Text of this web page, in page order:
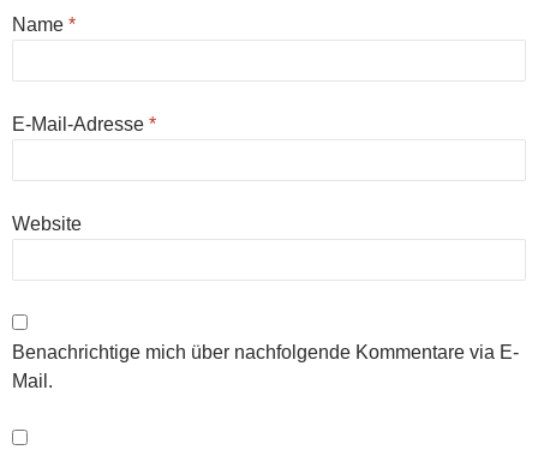
Name *
E-Mail-Adresse *
Website
Benachrichtige mich über nachfolgende Kommentare via E-
Mail.